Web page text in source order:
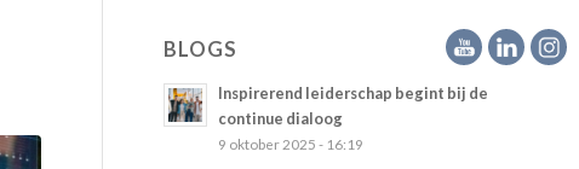
BLOGS
Inspirerend leiderschap begint bij de
continue dialoog
9 oktober 2025 - 16:19